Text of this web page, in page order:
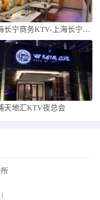
上海长宁商务KTV-上海长宁商务KTV预
天地汇KTV夜总会